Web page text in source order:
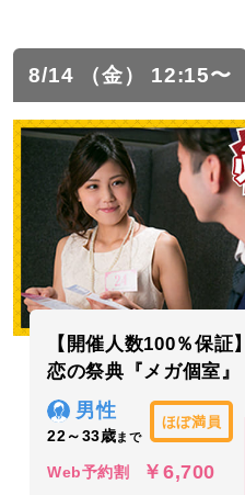
8/14 （金） 12:15〜
【開催人数100％保証
恋の祭典『メガ個室』
男性
22～33歳まで
ほぼ満員
Web予約割 ￥6,700